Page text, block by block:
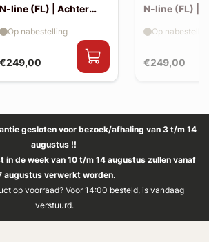
N-line (FL) | Achter
€249,00
Op nabestelling
N-line (FL) |
€249,00
Op
gesloten voor bezoek/afhaling van 3 t/m 14
augustus !!
in de week van 10 t/m 14 augustus zullen vanaf
augustus verwerkt worden.
op voorraad? Voor 14:00 besteld, is vandaag
verstuurd.